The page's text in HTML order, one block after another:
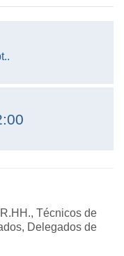
Técnicos de
Delegados de